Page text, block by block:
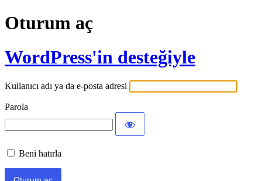
Oturum aç
WordPress'in desteğiyle
Kullanıcı adı ya da e-posta adresi
Parola
Beni hatırla